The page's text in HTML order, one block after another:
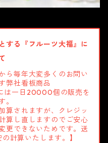
する『フルーツ大福』に
ら毎年大変多くのお問い
弊社看板商品
は一日20000個の販売を
。
算されますが、クレジッ
算し直しますのでご安心
更できないためです。送
計算いたします。】